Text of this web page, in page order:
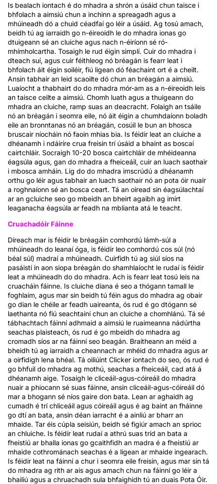
Is bealach iontach é do mhadra a shrón a úsáid chun taisce i
bhfolach a aimsiú chun a inchinn a spreagadh agus a
mhúineadh dó a chuid céadfaí go léir a úsáid. Ag tosú amach,
beidh tú ag iarraidh go n-éireoidh le do mhadra ionas go
dtuigeann sé an cluiche agus nach n-éiríonn sé ró-
mhímholcartha. Tosaigh le rud éigin simplí. Cuir do mhadra i
dteach suí, agus cuir féithleog nó bréagán is fearr leat i
bhfolach áit éigin soiléir, fiú ligean dó féachaint ort é a cheilt.
Ansin tabhair an leid scaoilte dó chun an bréagán a aimsiú.
Luaíocht a thabhairt do do mhadra mór-am as a n-éireoidh leis
an taisce ceilte a aimsiú. Chomh luath agus a thuigeann do
mhadra an cluiche, ramp suas an deacracht. Folaigh an tsáile
nó an bréagán i seomra eile, nó áit éigin a chumhdaíonn boladh
eile an bronntanas nó an bréagán, cosúil le bun an bhosca
bruscair níocháin nó faoin mhias bia. Is féidir leat an cluiche a
dhéanamh i ndáiríre crua freisin trí úsáid a bhaint as boscaí
cairtchláir. Socraigh 10-20 bosca cairtchláir de mhéideanna
éagsúla agus, gan do mhadra a fheiceáil, cuir an luach saothair
i mbosca amháin. Lig do do mhadra imscrúdú a dhéanamh
orthu go léir agus tabhair an luach saothair nó an pota óir nuair
a roghnaíonn sé an bosca ceart. Tá an oiread sin éagsúlachtaí
ar an gcluiche seo go mbeidh an bheirt agaibh ag imirt
leaganacha éagsúla ar feadh na mblianta atá le teacht.
Cruachadóir Fáinne
Díreach mar is féidir le bréagáin comhordú lámh-súl a
mhúineadh do leanaí óga, is féidir leo comhordú cos súl (nó
béal súl) madraí a mhúineadh. Cuirfidh tú ag siúl síos na
pasáistí in aon siopa bréagán do shamhlaíocht le rudaí is féidir
leat a mhúineadh do do mhadra. Ach is fearr leat tosú leis na
cruacháin fáinne. Is cluiche diana é seo a thógann tamall le
foghlaim, agus mar sin beidh tú féin agus do mhadra ag obair
go dian le chéile ar feadh uaireanta, ós rud é go dtógann sé
laethanta nó fiú seachtainí chun an cluiche a chomhlánú. Tá sé
tábhachtach fáinní adhmaid a aimsiú le ruaimeanna nádúrtha
seachas plaisteach, ós rud é go mbeidh do mhadra ag
cromadh síos ar na fáinní seo beagán. Braitheann an méid a
bheidh tú ag iarraidh a cheannach ar mhéid do mhadra agus ar
a oirfidigh lena bhéal. Tá oiliúint Clicker iontach do seo, ós rud é
go bhfuil do mhadra ag mothú, seachas a fheiceáil, cad atá á
dhéanamh aige. Tosaigh le cliceáil-agus-cóireáil do mhadra
nuair a phiocann sé suas fáinne, ansin cliceáil-agus-cóireáil dó
mar a bhogann sé níos gaire don bata. Lean ar aghaidh ag
cumadh é trí chliceáil agus cóireáil agus é ag baint an fháinne
go dtí an bata, ansin déan iarracht é a ainliú ar bharr an
mhaide. Tar éis cúpla seisiún, beidh sé figiúr amach an sprioc
an chluiche. Is féidir leat rudaí a athrú suas tríd an bata a
fheistiú ar bhalla ionas go gcaithfidh an madra é a fheistiú ar
mhaide cothrománach seachas é a ligean ar mhaide ingearach.
Is féidir leat na fáinní a chur i seomra eile freisin, agus mar sin tá
do mhadra ag rith ar ais agus amach chun na fáinní go léir a
bhailiú agus a chruachadh sula bhfaighidh tú an duais Pota Óir.